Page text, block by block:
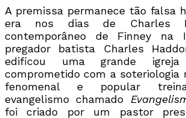
A premissa permanece tão falsa
era nos dias de Charles
contemporâneo de Finney na
pregador batista Charles
edificou uma grande
comprometido com a soteriologia
fenomenal e popular
evangelismo chamado
foi criado por um pastor